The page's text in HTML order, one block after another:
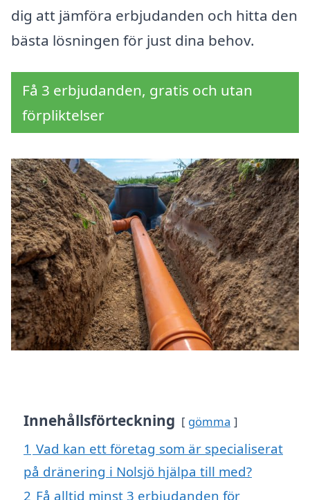
dig att jämföra erbjudanden och hitta den
bästa lösningen för just dina behov.
Få 3 erbjudanden, gratis och utan
förpliktelser
Innehållsförteckning gömma
1 Vad kan ett företag som är specialiserat
på dränering i Nolsjö hjälpa till med?
2 Få alltid minst 3 erbjudanden för